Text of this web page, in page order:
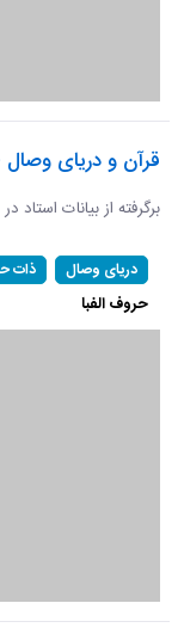
قرآن و دریای
برگرفته از بیانات استاد
دریای وصال ذات
حروف الفبا